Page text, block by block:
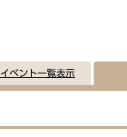
イベント一覧表示